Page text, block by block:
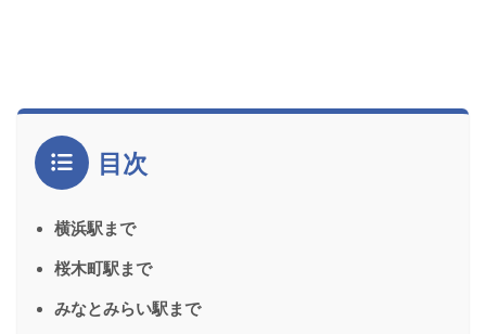
目次
横浜駅まで
桜木町駅まで
みなとみらい駅まで